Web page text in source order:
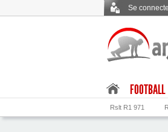
Se
FOOTBALL
Rslt R1 971